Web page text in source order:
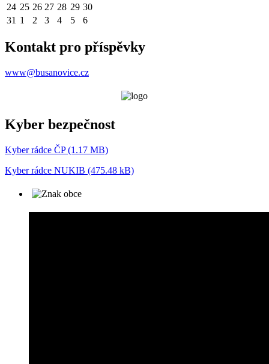
24 25 26 27 28 29 30
31 1 2 3 4 5 6
Kontakt pro příspěvky
www@busanovice.cz
Kyber bezpečnost
Kyber rádce ČP (1.17 MB)
Kyber rádce NUKIB (475.48 kB)